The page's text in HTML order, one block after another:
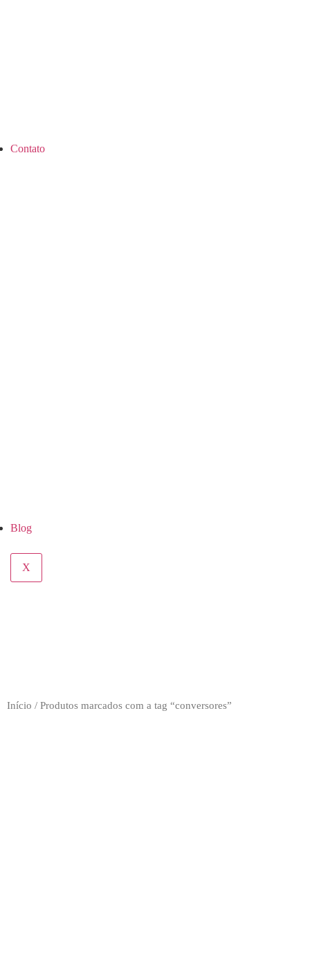
Contato
Blog
X
Início / Produtos marcados com a tag “conversores”